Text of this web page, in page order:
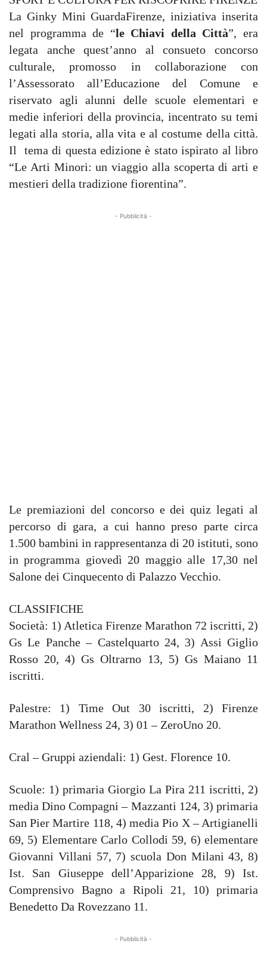
La Ginky Mini GuardaFirenze, iniziativa inserita
nel programma de “le Chiavi della Città”, era
legata anche quest’anno al consueto concorso
culturale, promosso in collaborazione con
l’Assessorato all’Educazione del Comune e
riservato agli alunni delle scuole elementari e
medie inferiori della provincia, incentrato su temi
legati alla storia, alla vita e al costume della città.
Il tema di questa edizione è stato ispirato al libro
“Le Arti Minori: un viaggio alla scoperta di arti e
mestieri della tradizione fiorentina”.
- Pubblicità -
Le premiazioni del concorso e dei quiz legati al
percorso di gara, a cui hanno preso parte circa
1.500 bambini in rappresentanza di 20 istituti, sono
in programma giovedì 20 maggio alle 17,30 nel
Salone dei Cinquecento di Palazzo Vecchio.
CLASSIFICHE
Società: 1) Atletica Firenze Marathon 72 iscritti, 2)
Gs Le Panche – Castelquarto 24, 3) Assi Giglio
Rosso 20, 4) Gs Oltrarno 13, 5) Gs Maiano 11
iscritti.
Palestre: 1) Time Out 30 iscritti, 2) Firenze
Marathon Wellness 24, 3) 01 – ZeroUno 20.
Cral – Gruppi aziendali: 1) Gest. Florence 10.
Scuole: 1) primaria Giorgio La Pira 211 iscritti, 2)
media Dino Compagni – Mazzanti 124, 3) primaria
San Pier Martire 118, 4) media Pio X – Artigianelli
69, 5) Elementare Carlo Collodi 59, 6) elementare
Giovanni Villani 57, 7) scuola Don Milani 43, 8)
Ist. San Giuseppe dell’Apparizione 28, 9) Ist.
Comprensivo Bagno a Ripoli 21, 10) primaria
Benedetto Da Rovezzano 11.
- Pubblicità -